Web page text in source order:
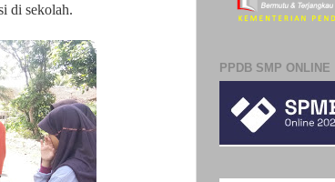
di sekolah.
PPDB SMP ONLINE